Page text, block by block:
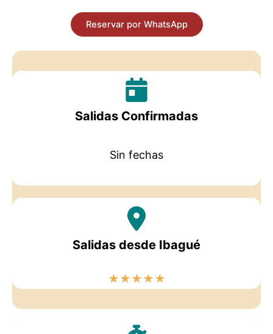
Reservar por WhatsApp
Salidas Confirmadas
Sin fechas
Salidas desde Ibagué
★★★★★